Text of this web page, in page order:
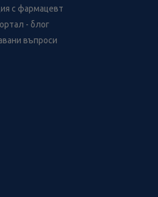
с фармацевт
- блог
въпроси